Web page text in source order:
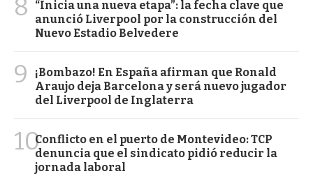
8
“Inicia una nueva etapa”: la fecha clave que
anunció Liverpool por la construcción del
Nuevo Estadio Belvedere
9
¡Bombazo! En España afirman que Ronald
Araujo deja Barcelona y será nuevo jugador
del Liverpool de Inglaterra
10Conflicto en el puerto de Montevideo: TCP
denuncia que el sindicato pidió reducir la
jornada laboral